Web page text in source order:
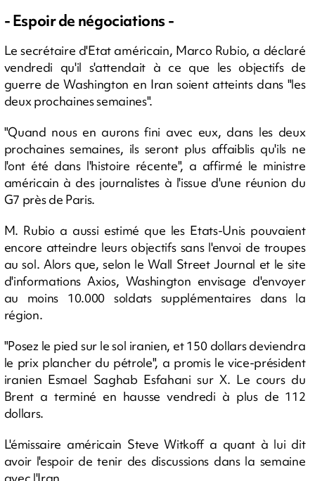
- Espoir de négociations -
Le secrétaire d'Etat américain, Marco Rubio, a déclaré
vendredi qu'il s'attendait à ce que les objectifs de
guerre de Washington en Iran soient atteints dans "les
deux prochaines semaines".
"Quand nous en aurons fini avec eux, dans les deux
prochaines semaines, ils seront plus affaiblis qu'ils ne
l'ont été dans l'histoire récente", a affirmé le ministre
américain à des journalistes à l'issue d'une réunion du
G7 près de Paris.
M. Rubio a aussi estimé que les Etats-Unis pouvaient
encore atteindre leurs objectifs sans l'envoi de troupes
au sol. Alors que, selon le Wall Street Journal et le site
d'informations Axios, Washington envisage d'envoyer
au moins 10.000 soldats supplémentaires dans la
région.
"Posez le pied sur le sol iranien, et 150 dollars deviendra
le prix plancher du pétrole", a promis le vice-président
iranien Esmael Saghab Esfahani sur X. Le cours du
Brent a terminé en hausse vendredi à plus de 112
dollars.
L'émissaire américain Steve Witkoff a quant à lui dit
avoir l'espoir de tenir des discussions dans la semaine